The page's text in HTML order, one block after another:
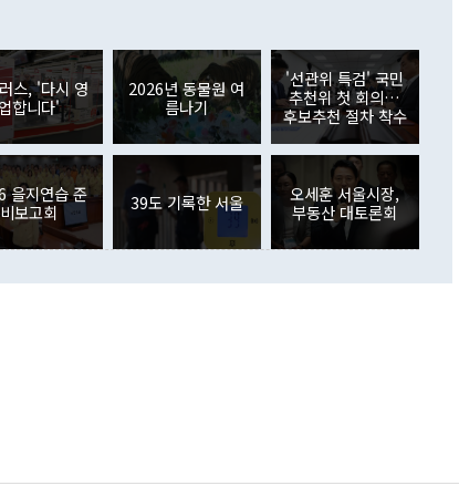
디보스토크에서 열리는 '동방경제포럼(EEF)'을 언급하
(참석을) 검토하고 있다"고 발언한 데 대해서도 조 장관
의 몫"이라며 "아직 거기까지 진도가 나가지 않았다"고
이날 소개한 대북 구상과 설명은 정부 내 조율을 거치지
제가 있다. 특히 주적 표현 대체와 국호 사용, 9·19 군
담 추진 등은 통일부 장관이 결정할 사안이 아니어서 월
오고 있다. 이 대통령은 정 장관의 업무보고를 듣고 난
발표했다고 승인난 건 아니다"라고 재차 확인했다. 정
정 장관의 발언 내용은 대부분 국가안전보장회의(NSC)
안이 아닌 정 장관의 개인적 생각에 가깝다"며 "안보 관
의 공식 정책이 아닌 사안을 추진하겠다고 업무보고를
에서 '국군통수권자가 나서야 한다'고 주장한 것은 심각
선비핵화를 공식적으로 요구한 적이 없기 때문이다. 지
억9000만달러)을 넘어선 것이다. 직접투자에서는 내국
억1000만달러, 외국인의 국내투자가 46억3000만달러
투자에서는 외국인의 국내 주식 매도세가 이어졌다. 외
자는 차익실현 매도 등의 영향으로 316억1000만달러
억5000만달러)에 이어 역대 최대 순매도 기록을 다시
국내 채권투자는 세계국채지수(WGBI) 자금 유입에도
향으로 증가 폭이 줄어든 52억9000만달러를 기록했
증권투자는 주식을 중심으로 35억6000만달러 증가했
스, '다시 영
업합니다'
2026년 동물원 여
름나기
'선관위 특검' 국민
추천위 첫 회의…
후보추천 절차 착수
을지연습 준
비보고회
39도 기록한 서울
오세훈 서울시장,
부동산 대토론회